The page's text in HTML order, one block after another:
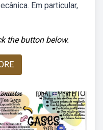
Em particular,
the button below.